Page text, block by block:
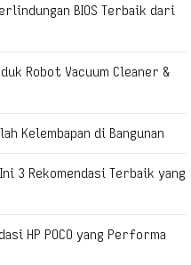
BIOS Terbaik dari
Robot Vacuum Cleaner &
Kelembapan di Bangunan
3 Rekomendasi Terbaik yang
HP POCO yang Performa